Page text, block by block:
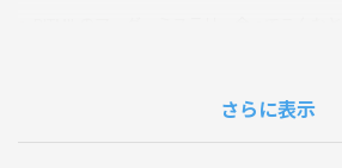
https://youtube.com/shorts/O4UyjNH0NIs
さらに表示